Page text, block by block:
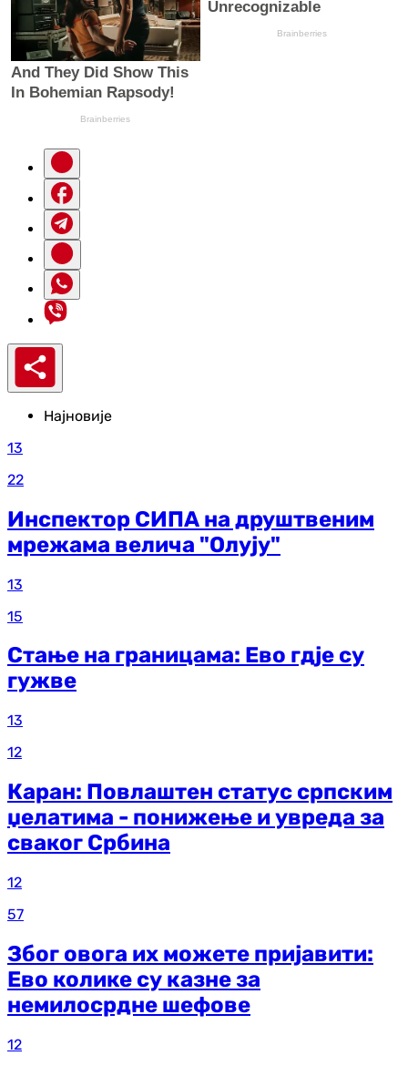
Најновије
13
22
Инспектор СИПА на друштвеним
мрежама велича "Олују"
13
15
Стање на границама: Ево гдје су
гужве
13
12
Каран: Повлаштен статус српским
џелатима - понижење и увреда за
сваког Србина
12
57
Због овога их можете пријавити:
Ево колике су казне за
немилосрдне шефове
12